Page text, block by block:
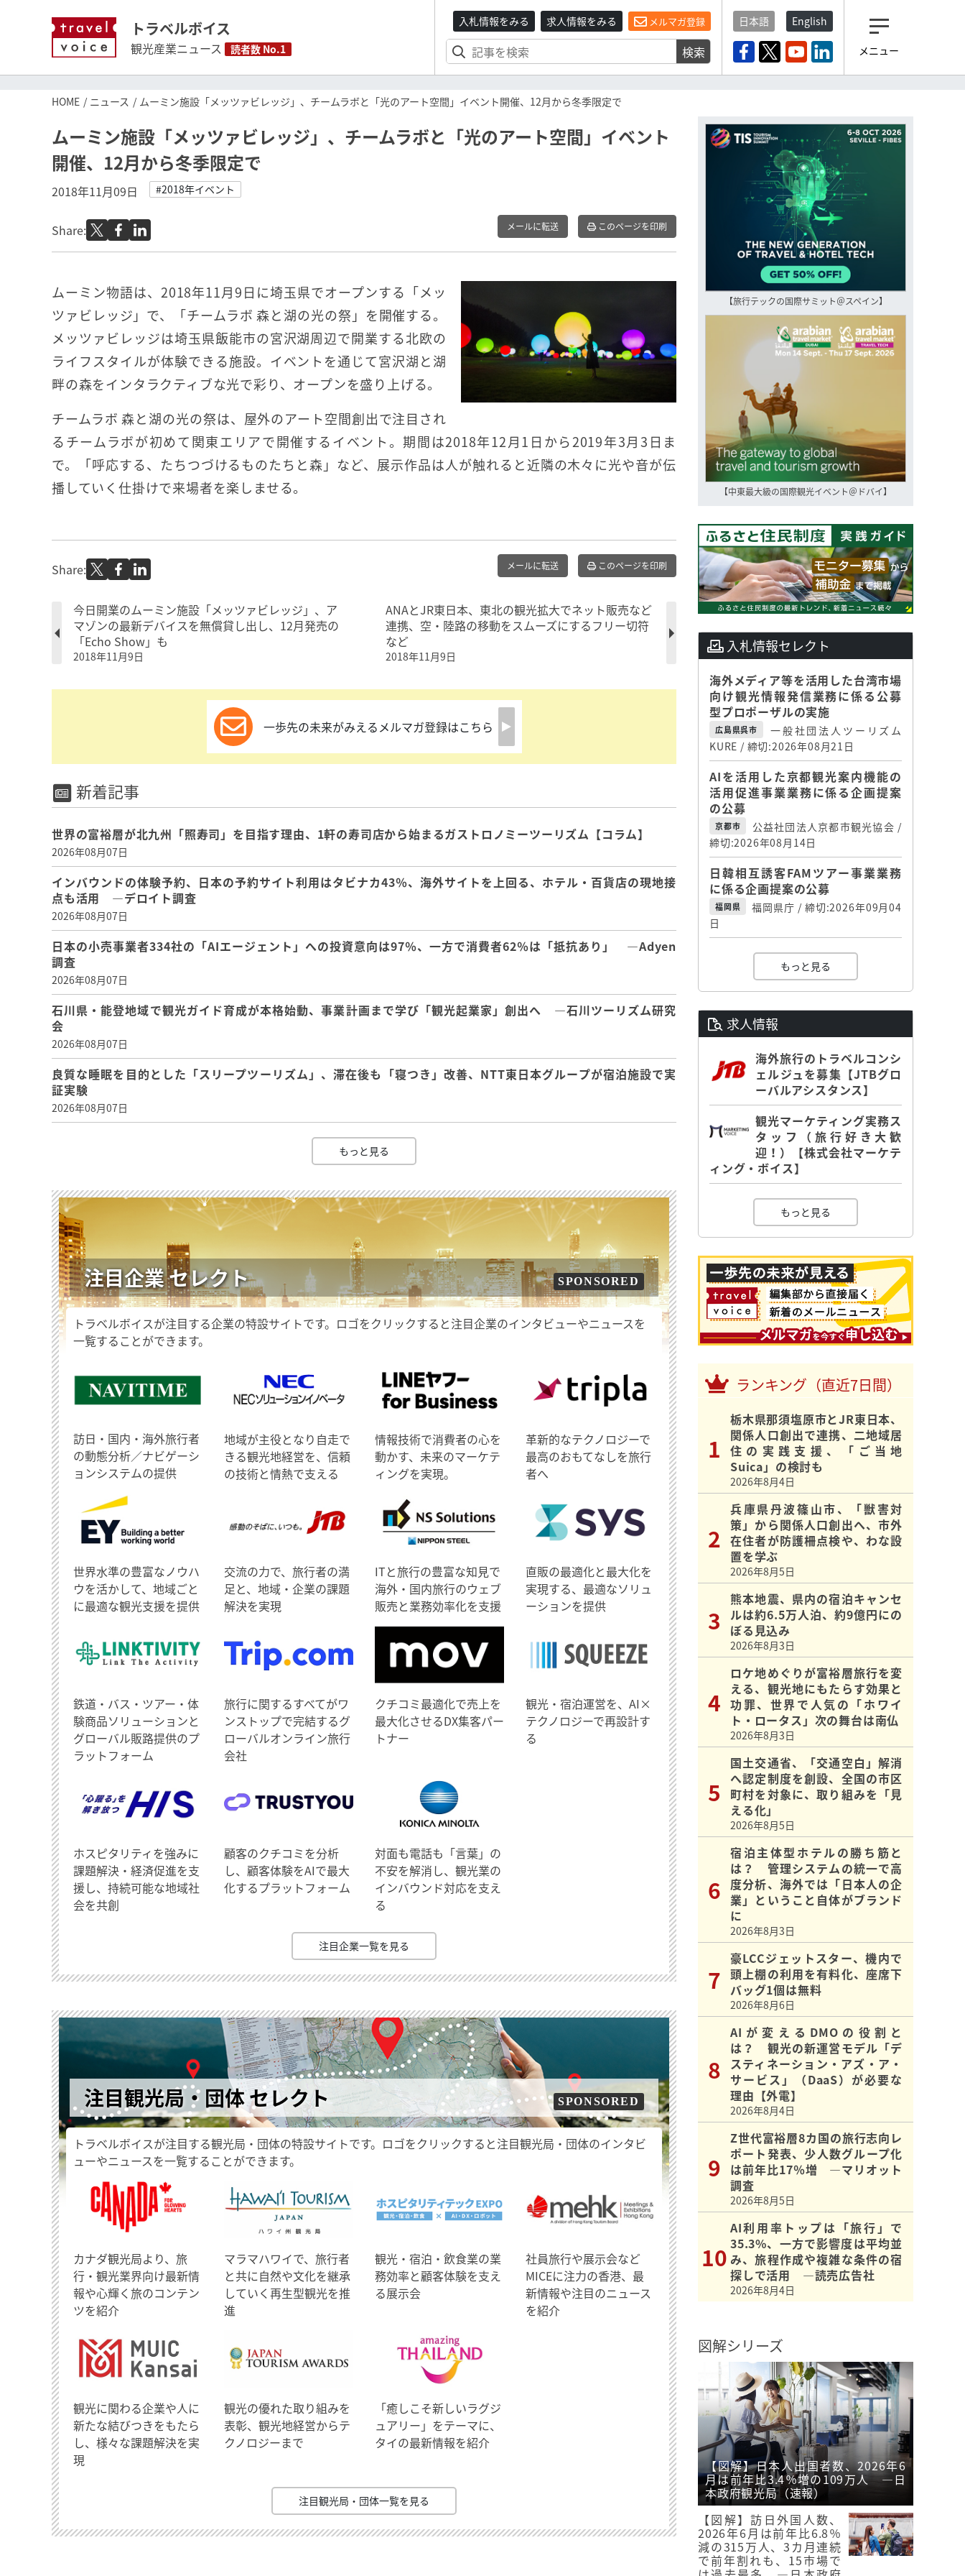
トラベルボイス
観光産業ニュース 読者数 No.1
入札情報をみる 求人情報をみる メルマガ登録
検索
日本語 English
メニュー
HOME ニュース ムーミン施設「メッツァビレッジ」、チームラボと「光のアート空間」イベント開催、12月から冬季限定で
ムーミン施設「メッツァビレッジ」、チームラボと「光のアート空間」イベント
開催、12月から冬季限定で
2018年11月09日 #2018年イベント
Share: メールに転送 このページを印刷
ムーミン物語は、2018年11月9日に埼玉県でオープンする「メッ
ツァビレッジ」で、「チームラボ 森と湖の光の祭」を開催する。
メッツァビレッジは埼玉県飯能市の宮沢湖周辺で開業する北欧の
ライフスタイルが体験できる施設。イベントを通じて宮沢湖と湖
畔の森をインタラクティブな光で彩り、オープンを盛り上げる。
チームラボ 森と湖の光の祭は、屋外のアート空間創出で注目され
るチームラボが初めて関東エリアで開催するイベント。期間は2018年12月1日から2019年3月3日ま
で。「呼応する、たちつづけるものたちと森」など、展示作品は人が触れると近隣の木々に光や音が伝
播していく仕掛けで来場者を楽しませる。
Share: メールに転送 このページを印刷
今日開業のムーミン施設「メッツァビレッジ」、ア
マゾンの最新デバイスを無償貸し出し、12月発売の
「Echo Show」も
2018年11月9日
ANAとJR東日本、東北の観光拡大でネット販売など
連携、空・陸路の移動をスムーズにするフリー切符
など
2018年11月9日
一歩先の未来がみえるメルマガ登録はこちら
新着記事
世界の富裕層が北九州「照寿司」を目指す理由、1軒の寿司店から始まるガストロノミーツーリズム【コラム】
2026年08月07日
インバウンドの体験予約、日本の予約サイト利用はタビナカ43％、海外サイトを上回る、ホテル・百貨店の現地接
点も活用 ―デロイト調査
2026年08月07日
日本の小売事業者334社の「AIエージェント」への投資意向は97％、一方で消費者62％は「抵抗あり」 ―Adyen
調査
2026年08月07日
石川県・能登地域で観光ガイド育成が本格始動、事業計画まで学び「観光起業家」創出へ ―石川ツーリズム研究
会
2026年08月07日
良質な睡眠を目的とした「スリープツーリズム」、滞在後も「寝つき」改善、NTT東日本グループが宿泊施設で実
証実験
2026年08月07日
もっと見る
注目企業 セレクト SPONSORED
トラベルボイスが注目する企業の特設サイトです。ロゴをクリックすると注目企業のインタビューやニュースを
一覧することができます。
訪日・国内・海外旅行者
の動態分析／ナビゲーシ
ョンシステムの提供
地域が主役となり自走で
きる観光地経営を、信頼
の技術と情熱で支える
情報技術で消費者の心を
動かす、未来のマーケテ
ィングを実現。
革新的なテクノロジーで
最高のおもてなしを旅行
者へ
世界水準の豊富なノウハ
ウを活かして、地域ごと
に最適な観光支援を提供
交流の力で、旅行者の満
足と、地域・企業の課題
解決を実現
ITと旅行の豊富な知見で
海外・国内旅行のウェブ
販売と業務効率化を支援
直販の最適化と最大化を
実現する、最適なソリュ
ーションを提供
鉄道・バス・ツアー・体
験商品ソリューションと
グローバル販路提供のプ
ラットフォーム
旅行に関するすべてがワ
ンストップで完結するグ
ローバルオンライン旅行
会社
クチコミ最適化で売上を
最大化させるDX集客パー
トナー
観光・宿泊運営を、AI×
テクノロジーで再設計す
る
ホスピタリティを強みに
課題解決・経済促進を支
援し、持続可能な地域社
会を共創
顧客のクチコミを分析
し、顧客体験をAIで最大
化するプラットフォーム
対面も電話も「言葉」の
不安を解消し、観光業の
インバウンド対応を支え
る
注目企業一覧を見る
注目観光局・団体 セレクト SPONSORED
トラベルボイスが注目する観光局・団体の特設サイトです。ロゴをクリックすると注目観光局・団体のインタビ
ューやニュースを一覧することができます。
​カナダ観光局より、旅
行・観光業界向け最新情
報や心輝く旅のコンテン
ツを紹介
マラマハワイで、旅行者
と共に自然や文化を継承
していく再生型観光を推
進
観光・宿泊・飲食業の業
務効率と顧客体験を支え
る展示会
社員旅行や展示会など
MICEに注力の香港、最
新情報や注目のニュース
を紹介
観光に関わる企業や人に
新たな結びつきをもたら
し、様々な課題解決を実
現
観光の優れた取り組みを
表彰、観光地経営からテ
クノロジーまで
「癒しこそ新しいラグジ
ュアリー」をテーマに、
タイの最新情報を紹介
注目観光局・団体一覧を見る
【旅行テックの国際サミット＠スペイン】
【中東最大級の国際観光イベント＠ドバイ】
入札情報セレクト
海外メディア等を活用した台湾市場
向け観光情報発信業務に係る公募
型プロポーザルの実施
広島県呉市
一般社団法人ツーリズム
KURE / 締切:2026年08月21日
AIを活用した京都観光案内機能の
活用促進事業業務に係る企画提案
の公募
京都市
公益社団法人京都市観光協会 /
締切:2026年08月14日
日韓相互誘客FAMツアー事業業務
に係る企画提案の公募
福岡県
福岡県庁 / 締切:2026年09月04
日
もっと見る
求人情報
海外旅行のトラベルコンシ
ェルジュを募集【JTBグロ
ーバルアシスタンス】
観光マーケティング実務ス
タッフ（旅行好き大歓
迎！）【株式会社マーケテ
ィング・ボイス】
もっと見る
ランキング（直近7日間）
栃木県那須塩原市とJR東日本、
関係人口創出で連携、二地域居
住の実践支援、「ご当地
Suica」の検討も
2026年8月4日
兵庫県丹波篠山市、「獣害対
策」から関係人口創出へ、市外
在住者が防護柵点検や、わな設
置を学ぶ
2026年8月5日
熊本地震、県内の宿泊キャンセ
ルは約6.5万人泊、約9億円にの
ぼる見込み
2026年8月3日
ロケ地めぐりが富裕層旅行を変
える、観光地にもたらす効果と
功罪、世界で人気の「ホワイ
ト・ロータス」次の舞台は南仏
2026年8月3日
国土交通省、「交通空白」解消
へ認定制度を創設、全国の市区
町村を対象に、取り組みを「見
える化」
2026年8月5日
宿泊主体型ホテルの勝ち筋と
は？ 管理システムの統一で高
度分析、海外では「日本人の企
業」ということ自体がブランド
に
2026年8月3日
豪LCCジェットスター、機内で
頭上棚の利用を有料化、座席下
バッグ1個は無料
2026年8月6日
AIが変えるDMOの役割と
は？ 観光の新運営モデル「デ
スティネーション・アズ・ア・
サービス」（DaaS）が必要な
理由【外電】
2026年8月4日
Z世代富裕層8カ国の旅行志向レ
ポート発表、少人数グループ化
は前年比17％増 ―マリオット
調査
2026年8月5日
AI利用率トップは「旅行」で
35.3%、一方で影響度は平均並
み、旅程作成や複雑な条件の宿
探しで活用 ―読売広告社
2026年8月4日
図解シリーズ
【図解】日本人出国者数、2026年6
月は前年比3.4％増の109万人 ―日
本政府観光局（速報）
【図解】訪日外国人数、
2026年6月は前年比6.8％
減の315万人、3カ月連続
で前年割れも、15市場で
観光産業ニュース「トラベ
登録済みですよね？
もし未だ登録していないなら…
いますぐ登録する